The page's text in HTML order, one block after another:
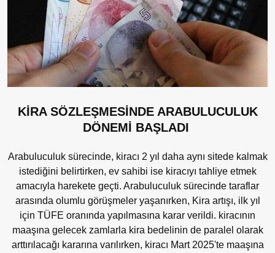
KİRA SÖZLEŞMESİNDE ARABULUCULUK
DÖNEMİ BAŞLADI
Arabuluculuk sürecinde, kiracı 2 yıl daha aynı sitede kalmak
istediğini belirtirken, ev sahibi ise kiracıyı tahliye etmek
amacıyla harekete geçti. Arabuluculuk sürecinde taraflar
arasında olumlu görüşmeler yaşanırken, Kira artışı, ilk yıl
için TÜFE oranında yapılmasına karar verildi. kiracının
maaşına gelecek zamlarla kira bedelinin de paralel olarak
arttırılacağı kararına varılırken, kiracı Mart 2025'te maaşına